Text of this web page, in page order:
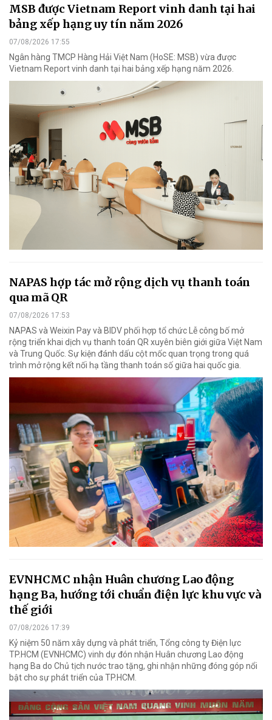
MSB được Vietnam Report vinh danh tại hai
bảng xếp hạng uy tín năm 2026
07/08/2026 17:55
Ngân hàng TMCP Hàng Hải Việt Nam (HoSE: MSB) vừa được
Vietnam Report vinh danh tại hai bảng xếp hạng năm 2026.
NAPAS hợp tác mở rộng dịch vụ thanh toán
qua mã QR
07/08/2026 17:53
NAPAS và Weixin Pay và BIDV phối hợp tổ chức Lễ công bố mở
rộng triển khai dịch vụ thanh toán QR xuyên biên giới giữa Việt Nam
và Trung Quốc. Sự kiện đánh dấu cột mốc quan trọng trong quá
trình mở rộng kết nối hạ tầng thanh toán số giữa hai quốc gia.
EVNHCMC nhận Huân chương Lao động
hạng Ba, hướng tới chuẩn điện lực khu vực và
thế giới
07/08/2026 17:39
Kỷ niệm 50 năm xây dựng và phát triển, Tổng công ty Điện lực
TP.HCM (EVNHCMC) vinh dự đón nhận Huân chương Lao động
hạng Ba do Chủ tịch nước trao tặng, ghi nhận những đóng góp nổi
bật cho sự phát triển của TP.HCM.